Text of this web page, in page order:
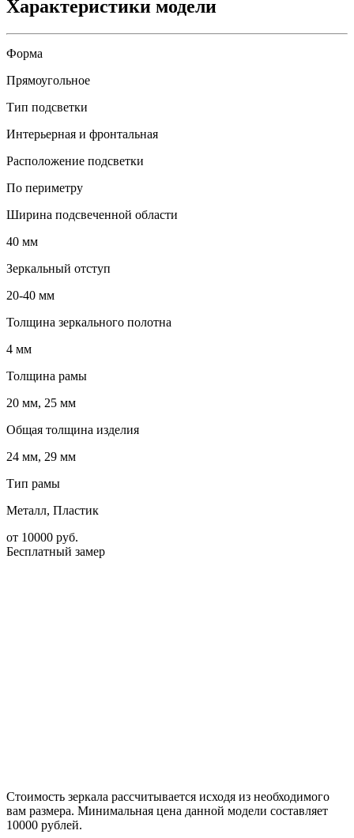
Характеристики модели
Форма
Прямоугольное
Тип подсветки
Интерьерная и фронтальная
Расположение подсветки
По периметру
Ширина подсвеченной области
40 мм
Зеркальный отступ
20-40 мм
Толщина зеркального полотна
4 мм
Толщина рамы
20 мм, 25 мм
Общая толщина изделия
24 мм, 29 мм
Тип рамы
Металл, Пластик
от 10000 руб.
Бесплатный замер
Стоимость зеркала рассчитывается исходя из необходимого
вам размера. Минимальная цена данной модели составляет
10000 рублей.